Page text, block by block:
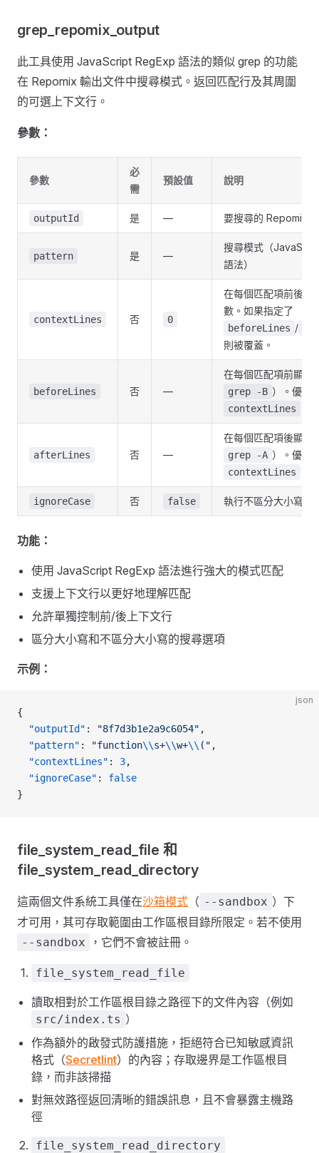
grep_repomix_output
此工具使用 JavaScript RegExp 語法的類似 grep 的功能
在 Repomix 輸出文件中搜尋模式。返回匹配行及其周圍
的可選上下文行。
參數：
參數
必
需
預設值 說明
outputId 是 — 要搜尋的 Repomix
pattern 是 —
搜尋模式（
語法）
contextLines 否 0
在每個匹配項前後顯
數。如果指定了
beforeLines /
則被覆蓋。
beforeLines 否 —
在每個匹配項前顯示
grep -B ）。優先
contextLines
afterLines 否 —
在每個匹配項後顯示
grep -A ）。優先
contextLines
ignoreCase 否 false 執行不區分大小寫的
功能：
使用 JavaScript RegExp 語法進行強大的模式匹配
支援上下文行以更好地理解匹配
允許單獨控制前/後上下文行
區分大小寫和不區分大小寫的搜尋選項
示例：
json
{
  "outputId"
: "8f7d3b1e2a9c6054" ,
  "pattern"
: "function\\s+\\w+\\ (" ,
  "contextLines"
: 3,
  "ignoreCase"
: false
}
file_system_read_file 和
file_system_read_directory
這兩個文件系統工具僅在沙箱模式 （ --sandbox ）下
才可用，其可存取範圍由工作區根目錄所限定。若不使用
--sandbox ，它們不會被註冊。
file_system_read_file
讀取相對於工作區根目錄之路徑下的文件內容（例如
src/index.ts ）
作為額外的啟發式防護措施，拒絕符合已知敏感資訊
格式（Secretlint）的內容；存取邊界是工作區根目
錄，而非該掃描
對無效路徑返回清晰的錯誤訊息，且不會暴露主機路
徑
file_system_read_directory